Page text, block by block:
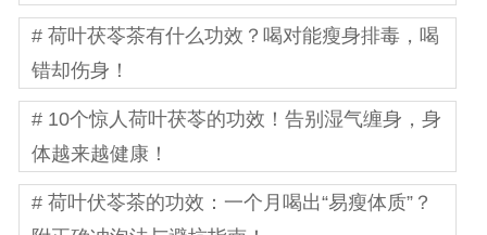
# 荷叶茯苓茶有什么功效？喝对能瘦身排毒，喝
错却伤身！
# 10个惊人荷叶茯苓的功效！告别湿气缠身，身
体越来越健康！
# 荷叶伏苓茶的功效：一个月喝出“易瘦体质”？